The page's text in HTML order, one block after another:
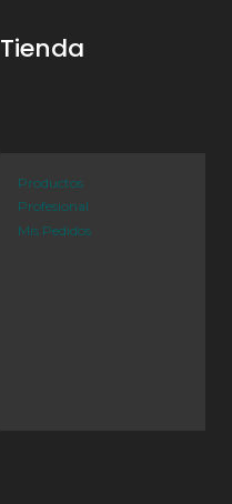
Tienda
Productos
Profesional
Mis Pedidos